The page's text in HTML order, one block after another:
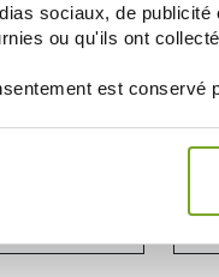
sociaux, de
ou qu'ils ont
est conservé